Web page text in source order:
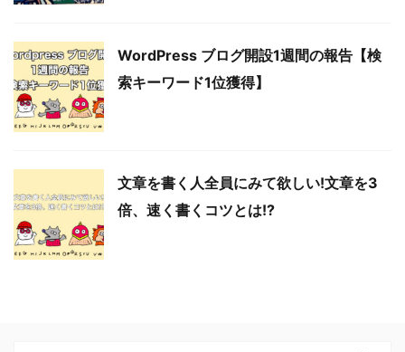
WordPress ブログ開設1週間の報告【検
索キーワード1位獲得】
文章を書く人全員にみて欲しい!文章を3
倍、速く書くコツとは!?